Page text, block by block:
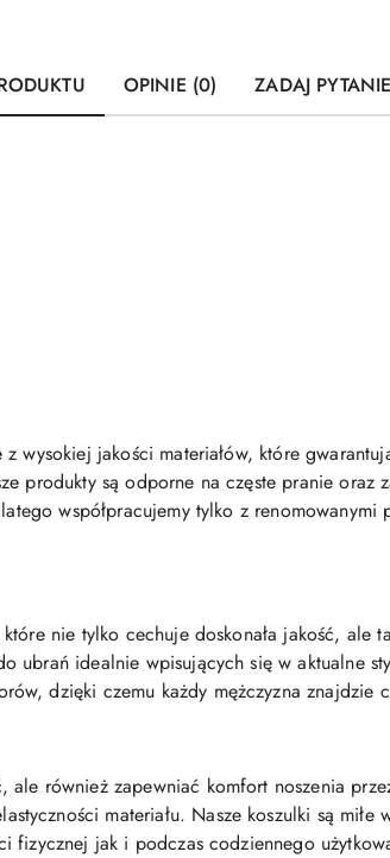
OPINIE (0) ZADAJ PYTANIE
wysokiej jakości materiałów, które
produkty są odporne na częste pranie oraz
współpracujemy tylko z renomowanymi
nie tylko cechuje doskonała jakość, ale
ubrań idealnie wpisujących się w aktualne
dzięki czemu każdy mężczyzna znajdzie
również zapewniać komfort noszenia
materiału. Nasze koszulki są
fizycznej jak i podczas codziennego